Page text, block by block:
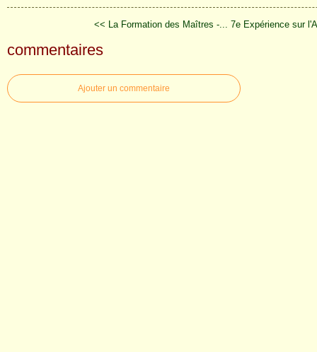
<< La Formation des Maîtres -... 7e Expérience sur
commentaires
Ajouter un commentaire